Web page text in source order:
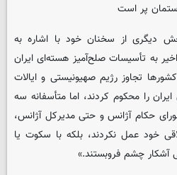
پر است
دیگری از سخنان خود با اشاره به
به تأسیسات صلح‌آمیز هسته‌ای ایران
تجاوز رژیم صهیونیستی و ایالات
را محکوم کردند، اما متأسفانه سه
حکام آژانس و حتی مدیرکل آژانس،
خود عمل نکردند، بلکه با سکوت یا
آشکار چشم فروبستند.»